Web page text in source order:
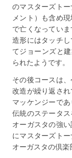
のマスターズト
メント）も含め
で亡くなってい
造形にはタッチ
てジョーンズと
られたようです。
その後コースは
改造が繰り返さ
マッケンジーで
伝統のステータ
オーガスタの強
にマスターズト
オーガスタの倶楽